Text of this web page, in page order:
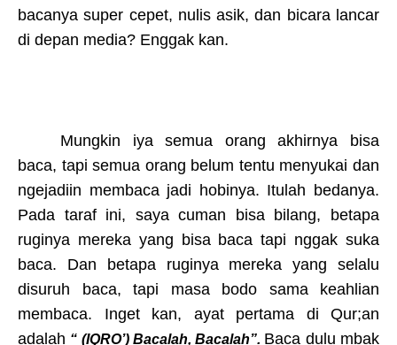
bacanya super cepet, nulis asik, dan bicara lancar
di depan media? Enggak kan.
Mungkin iya semua orang akhirnya bisa
baca, tapi semua orang belum tentu menyukai dan
ngejadiin membaca jadi hobinya. Itulah bedanya.
Pada taraf ini, saya cuman bisa bilang, betapa
ruginya mereka yang bisa baca tapi nggak suka
baca. Dan betapa ruginya mereka yang selalu
disuruh baca, tapi masa bodo sama keahlian
membaca. Inget kan, ayat pertama di Qur;an
adalah “ (IQRO’) Bacalah, Bacalah”. Baca dulu mbak